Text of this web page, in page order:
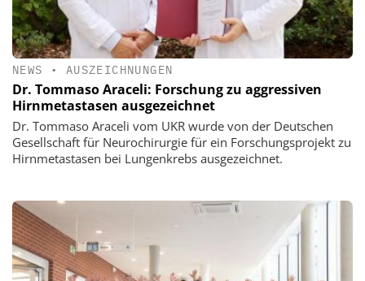
NEWS • AUSZEICHNUNGEN
Dr. Tommaso Araceli: Forschung zu aggressiven
Hirnmetastasen ausgezeichnet
Dr. Tommaso Araceli vom UKR wurde von der Deutschen
Gesellschaft für Neurochirurgie für ein Forschungsprojekt zu
Hirnmetastasen bei Lungenkrebs ausgezeichnet.